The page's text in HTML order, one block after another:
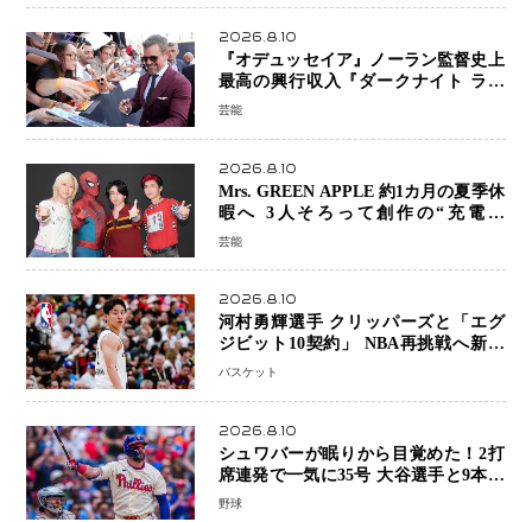
2026.8.10
『オデュッセイア』ノーラン監督史上
最高の興行収入『ダークナイト ライ
ジング』超え、世界で11億ドル突破
芸能
2026.8.10
Mrs. GREEN APPLE 約1カ月の夏季休
暇へ 3人そろって創作の“充電期
間”「自分らしいインプットを」
芸能
2026.8.10
河村勇輝選手 クリッパーズと「エグ
ジビット10契約」 NBA再挑戦へ新た
な一歩、八村塁選手との共闘にも期待
バスケット
2026.8.10
シュワバーが眠りから目覚めた！2打
席連発で一気に35号 大谷選手と9本差
に 本塁打王争いで単独トップ浮上
野球